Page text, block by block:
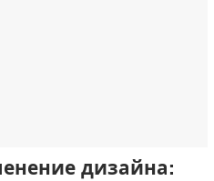
дизайна: